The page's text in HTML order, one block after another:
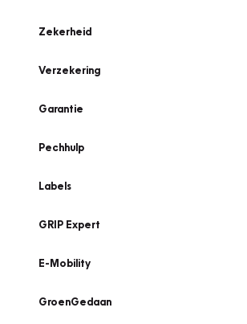
Zekerheid
Verzekering
Garantie
Pechhulp
Labels
GRIP Expert
E-Mobility
GroenGedaan